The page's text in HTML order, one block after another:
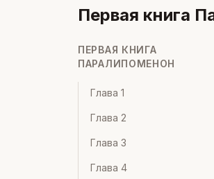
Первая книга
ПЕРВАЯ КНИГА
ПАРАЛИПОМЕНОН
Глава 1
Глава 2
Глава 3
Глава 4